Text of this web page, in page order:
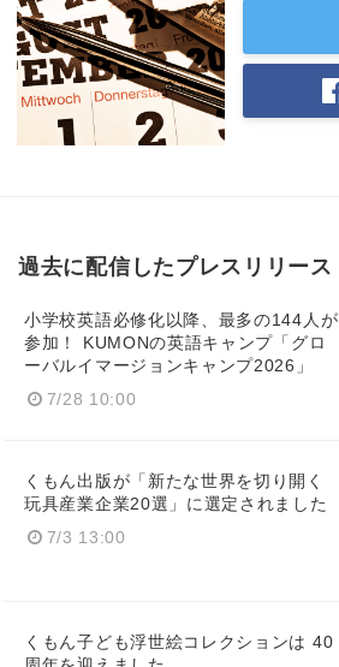
過去に配信したプレスリリース
小学校英語必修化以降、最多の144人が
参加！ KUMONの英語キャンプ「グロ
ーバルイマージョンキャンプ2026」
7/28 10:00
くもん出版が「新たな世界を切り開く
玩具産業企業20選」に選定されました
7/3 13:00
くもん子ども浮世絵コレクションは 40
Japanese